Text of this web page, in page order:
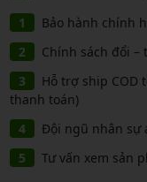
Bảo hành chính
Chính sách đổi
Hỗ trợ ship COD
thanh toán)
Đội ngũ nhân sự
Tư vấn xem sản